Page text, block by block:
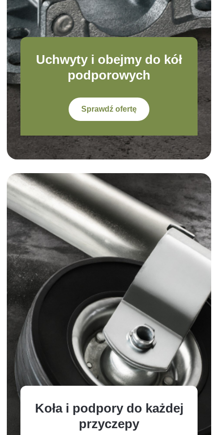
Uchwyty i obejmy do kół
podporowych
Sprawdź ofertę
Koła i podpory do każdej
przyczepy